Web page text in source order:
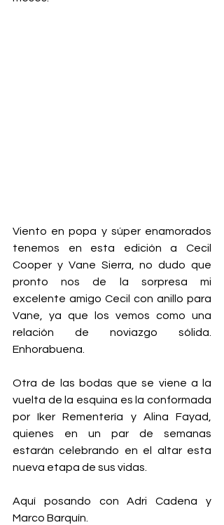
Viento en popa y súper enamorados
tenemos en esta edición a Cecil
Cooper y Vane Sierra, no dudo que
pronto nos de la sorpresa mi
excelente amigo Cecil con anillo para
Vane, ya que los vemos como una
relación de noviazgo sólida.
Enhorabuena.
Otra de las bodas que se viene a la
vuelta de la esquina es la conformada
por Iker Rementería y Alina Fayad,
quienes en un par de semanas
estarán celebrando en el altar esta
nueva etapa de sus vidas.
Aquí posando con Adri Cadena y
Marco Barquín.